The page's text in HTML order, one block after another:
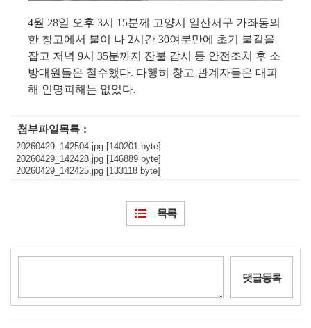
4월 28일 오후 3시 15분께 고양시 일산서구 가좌동의
한 창고에서 불이 나 2시간 30여분만에 초기 불길을
잡고 저녁 9시 35분까지 잔불 감시 등 안전조치 후 소
방대원들은 철수했다. 다행히 창고 관계자들은 대피
해 인명피해는 없었다.
첨부파일목록
20260429_142504.jpg [140201 byte]
20260429_142428.jpg [146889 byte]
20260429_142425.jpg [133118 byte]
목록
댓글등록